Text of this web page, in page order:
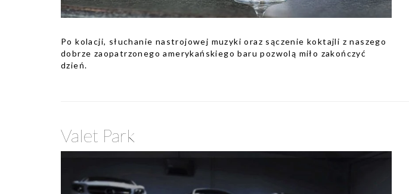
Po kolacji, słuchanie nastrojowej muzyki oraz sączenie koktajli z naszego
dobrze zaopatrzonego amerykańskiego baru pozwolą miło zakończyć
dzień.
Valet Park